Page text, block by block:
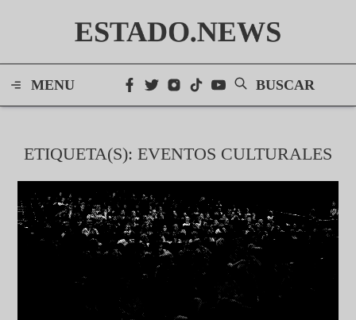
ESTADO.NEWS
MENU BUSCAR
ETIQUETA(S): EVENTOS CULTURALES